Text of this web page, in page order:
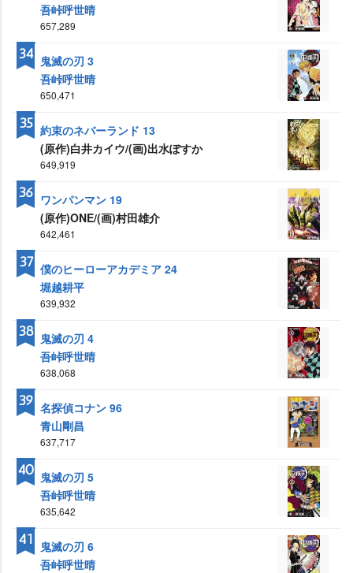
吾峠呼世晴
657,289
鬼滅の刃 3
吾峠呼世晴
650,471
34
約束のネバーランド 13
(原作)白井カイウ/(画)出水ぽすか
649,919
35
ワンパンマン 19
(原作)ONE/(画)村田雄介
642,461
36
僕のヒーローアカデミア 24
堀越耕平
639,932
37
鬼滅の刃 4
吾峠呼世晴
638,068
38
名探偵コナン 96
青山剛昌
637,717
39
鬼滅の刃 5
吾峠呼世晴
635,642
40
鬼滅の刃 6
吾峠呼世晴
41